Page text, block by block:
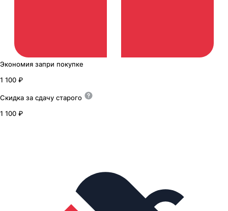
Экономия запри покупке
1 100 ₽
Скидка за сдачу старого
1 100 ₽